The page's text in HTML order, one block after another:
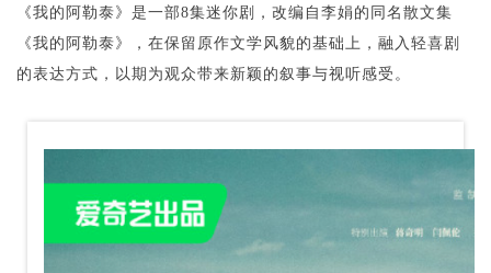
《我的阿勒泰》是一部8集迷你剧，改编自李娟的同名散文集
《我的阿勒泰》，在保留原作文学风貌的基础上，融入轻喜剧
的表达方式，以期为观众带来新颖的叙事与视听感受。